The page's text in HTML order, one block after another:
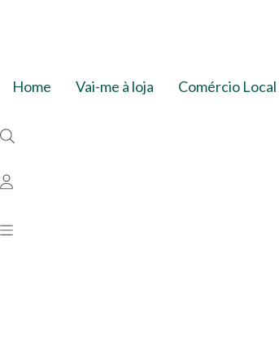
Home Vai-me à loja Comércio Local